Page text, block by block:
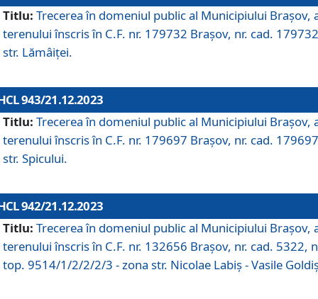
Titlu: Trecerea în domeniul public al Municipiului Braşov,
terenului înscris în C.F. nr. 179732 Brașov, nr. cad.
str. Lămâiței.
943/21.12.2023
Titlu: Trecerea în domeniul public al Municipiului Braşov,
terenului înscris în C.F. nr. 179697 Brașov, nr. cad.
str. Spicului.
942/21.12.2023
Titlu: Trecerea în domeniul public al Municipiului Braşov,
terenului înscris în C.F. nr. 132656 Brașov, nr. cad. 5322,
top. 9514/1/2/2/2/3 - zona str. Nicolae Labiș - Vasile